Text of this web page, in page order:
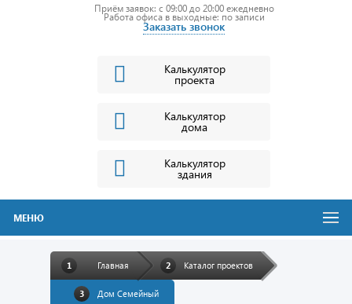
Приём заявок: c 09:00 до 20:00 ежедневно
Работа офиса в выходные: по записи
Заказать звонок
Калькулятор
проекта
Калькулятор
дома
Калькулятор
здания
МЕНЮ
Главная Каталог проектов
Дом Семейный